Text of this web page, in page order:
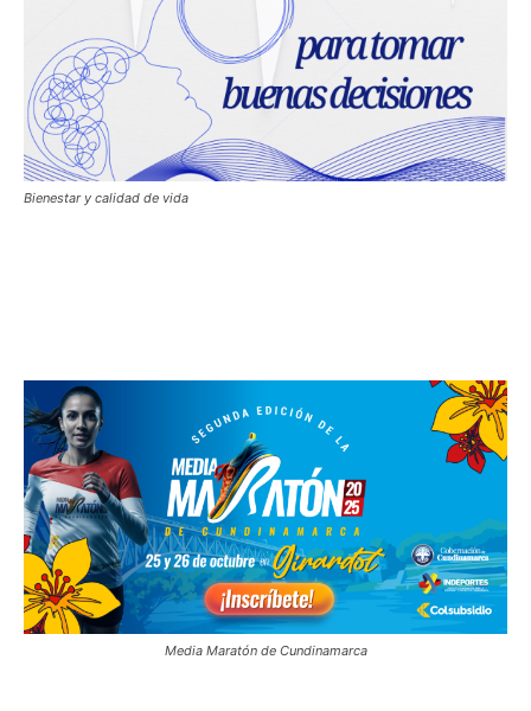
Bienestar y calidad de vida
Media Maratón de Cundinamarca